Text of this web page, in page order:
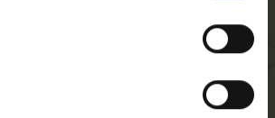
su forst.it